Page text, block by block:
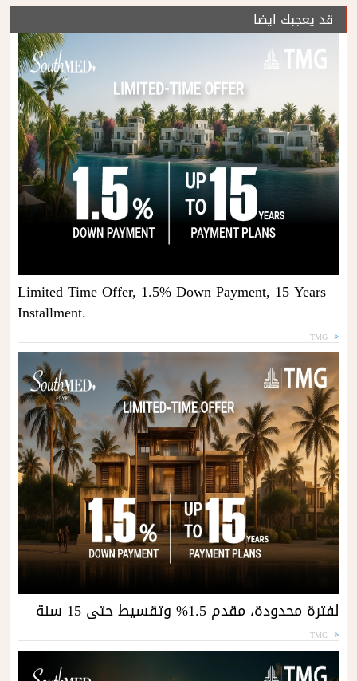
قد يعجبك ايضا
Limited Time Offer, 1.5% Down Payment, 15 Years
Installment.
TMG
لفترة محدودة، مقدم 1.5% وتقسيط حتى 15 سنة
TMG